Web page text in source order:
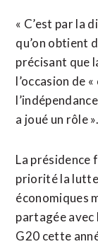
« C’est par la
qu’on obtient
précisant que
l’occasion de
a joué un rôle ».
La présidence
priorité la
économiques
partagée avec
G20 cette